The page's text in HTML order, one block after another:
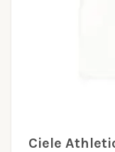
Ciele